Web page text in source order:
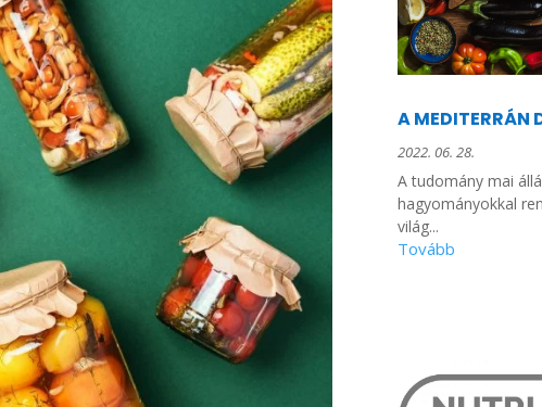
A MEDITERRÁN
2022. 06. 28.
A tudomány mai
hagyományokkal
világ...